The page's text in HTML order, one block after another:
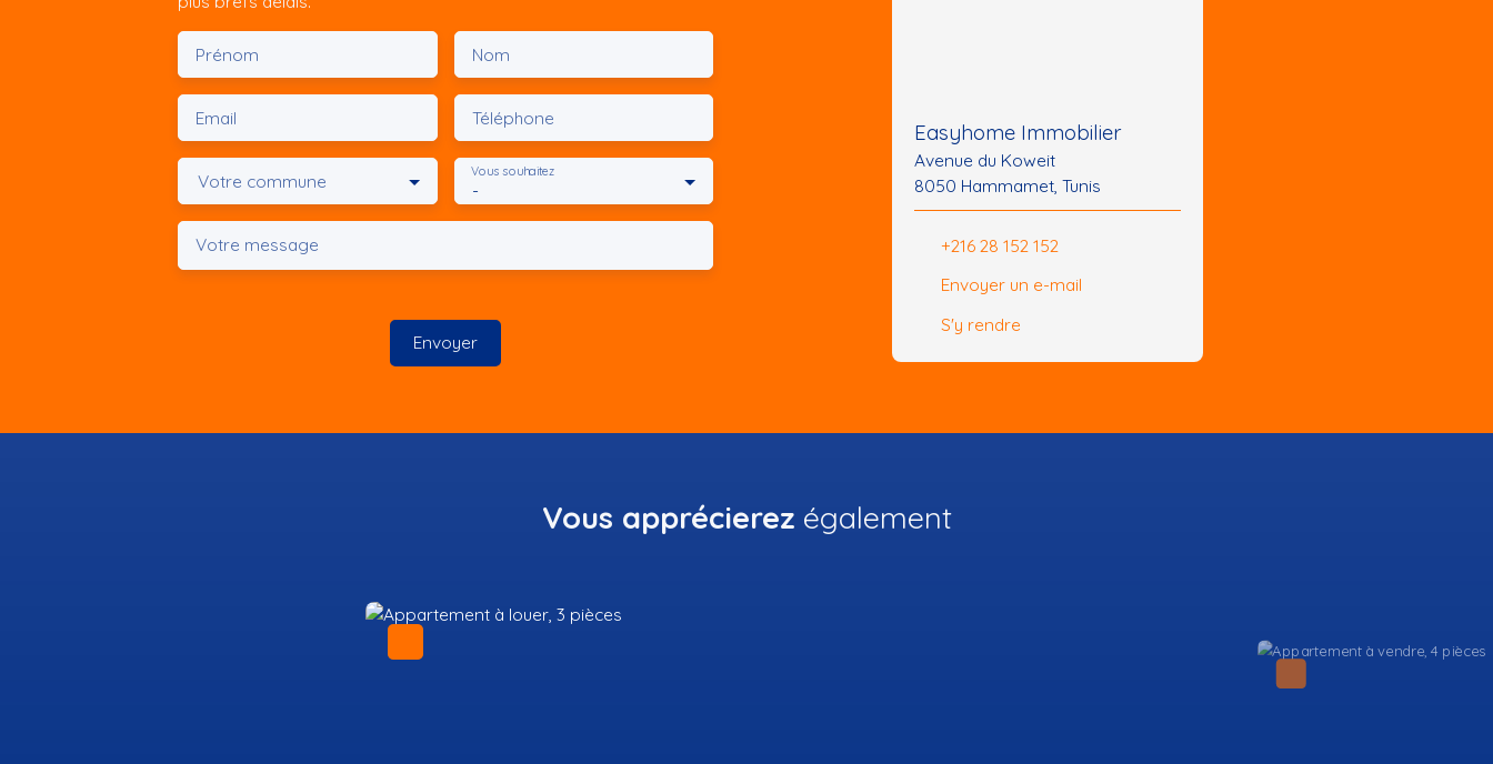
Prénom Nom
Email Téléphone
Votre commune -
Vous souhaitez
Votre message
Envoyer
Easyhome Immobilier
Avenue du Koweit
8050 Hammamet, Tunis
+216 28 152 152
Envoyer un e-mail
S'y rendre
Vous apprécierez également